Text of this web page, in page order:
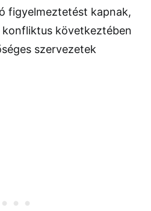
figyelmeztetést kapnak,
következtében
szervezetek